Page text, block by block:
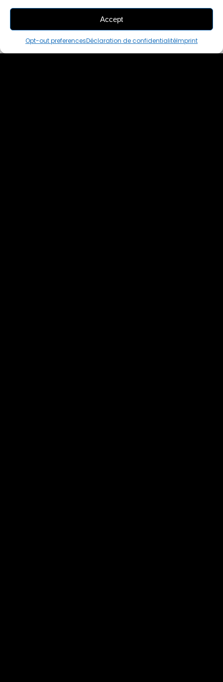
Accept
Opt-out preferencesDéclaration de confidentialitéImprint
THIS PAIR IS
ALREADY SOLD OUT